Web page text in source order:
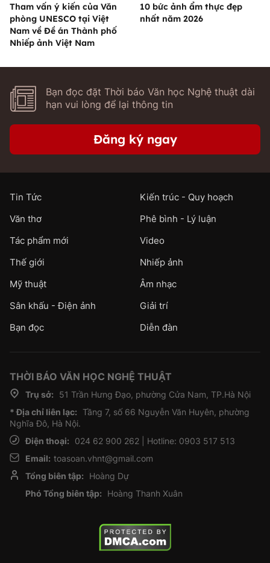
Tham vấn ý kiến của Văn
phòng UNESCO tại Việt
Nam về Đề án Thành phố
Nhiếp ảnh Việt Nam
10 bức ảnh ẩm thực đẹp
nhất năm 2026
Bạn đọc đặt Thời báo Văn học Nghệ thuật dài
hạn vui lòng để lại thông tin
Đăng ký ngay
Tin Tức
Kiến trúc - Quy hoạch
Văn thơ
Phê bình - Lý luận
Tác phẩm mới
Video
Thế giới
Nhiếp ảnh
Mỹ thuật
Âm nhạc
Sân khấu - Điện ảnh
Giải trí
Bạn đọc
Diễn đàn
THỜI BÁO VĂN HỌC NGHỆ THUẬT
Trụ sở:
51 Trần Hưng Đạo, phường Cửa Nam, TP.Hà Nội
* Địa chỉ liên lạc: Tầng 7, số 66 Nguyễn Văn Huyên, phường
Nghĩa Đô, Hà Nội.
Điện thoại:
024 62 900 262 | Hotline: 0903 517 513
Email: toasoan.vhnt@gmail.com
Tổng biên tập:
Hoàng Dự
Phó Tổng biên tập:
Hoàng Thanh Xuân